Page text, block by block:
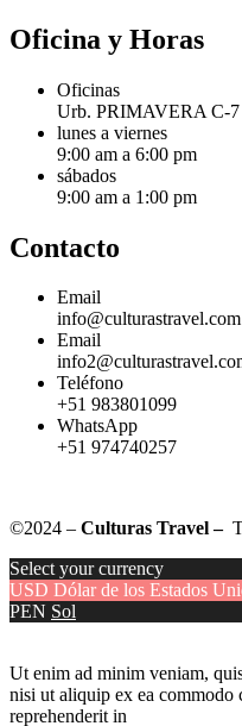
Oficina y Horas
Oficinas
Urb. PRIMAVERA C-
lunes a viernes
9:00 am a 6:00 pm
sábados
9:00 am a 1:00 pm
Contacto
Email
info@culturastravel.com
Email
Teléfono
+51 983801099
WhatsApp
+51 974740257
©2024 – Culturas Travel –
Select your currency
USD Dólar de los Estados
PEN Sol
Ut enim ad minim veniam,
nisi ut aliquip ex ea commodo
reprehenderit in